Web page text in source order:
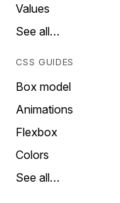
Values
See all…
CSS GUIDES
Box model
Animations
Flexbox
Colors
See all…